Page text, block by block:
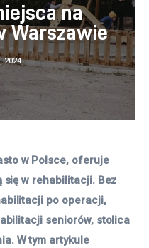
na
Warszawie
2024
w Polsce, oferuje
w rehabilitacji. Bez
po operacji,
seniorów, stolica
W tym artykule